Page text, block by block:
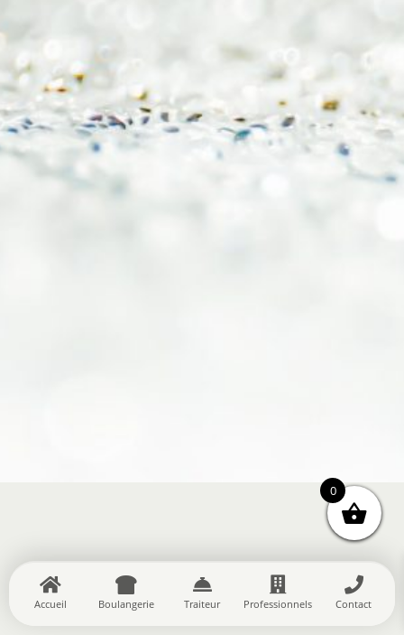
0
Accueil Boulangerie Traiteur Professionnels Contact